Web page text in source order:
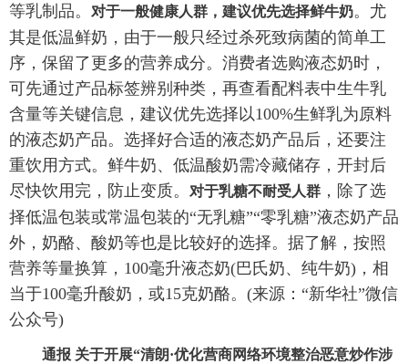
等乳制品。
对于一般健康人群，建议优先选择鲜牛奶。尤
其是低温鲜奶，由于一般只经过杀死致病菌的简单工
序，保留了更多的营养成分。消费者选购液态奶时，
可先通过产品标签辨别种类，再查看配料表中生牛乳
含量等关键信息，建议优先选择以100%生鲜乳为原料
的液态奶产品。选择好合适的液态奶产品后，还要注
重饮用方式。鲜牛奶、低温酸奶需冷藏储存，开封后
尽快饮用完，防止变质。
对于乳糖不耐受人群 ，除了选
择低温包装或常温包装的“无乳糖”“零乳糖”液态奶产品
外，奶酪、酸奶等也是比较好的选择。据了解，按照
营养等量换算，100毫升液态奶(巴氏奶、纯牛奶)，相
当于100毫升酸奶，或15克奶酪。(来源：“新华社”微信
公众号)
通报 关于开展“清朗·优化营商网络环境整治恶意炒作涉